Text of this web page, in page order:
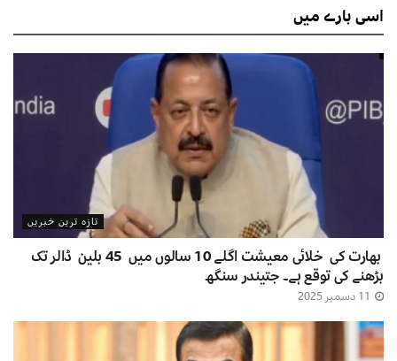
اسیبارے میں
تازہ ترین خبریں
بھارت کی خلائی معیشت اگلے 10 سالوں میں 45 بلین ڈالر تک
بڑھنے کی توقع ہے۔ جتیندر سنگھ